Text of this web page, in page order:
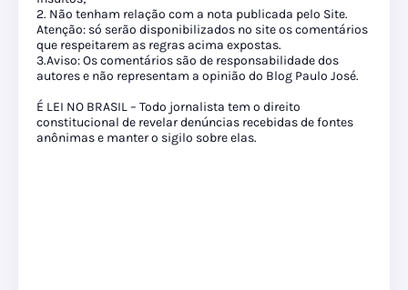
2. Não tenham relação com a nota publicada pelo Site.
Atenção: só serão disponibilizados no site os comentários
que respeitarem as regras acima expostas.
3.Aviso: Os comentários são de responsabilidade dos
autores e não representam a opinião do Blog Paulo José.
É LEI NO BRASIL – Todo jornalista tem o direito
constitucional de revelar denúncias recebidas de fontes
anônimas e manter o sigilo sobre elas.